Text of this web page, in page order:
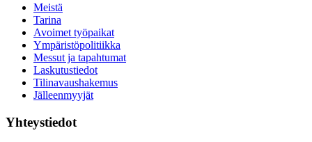
Meistä
Tarina
Avoimet työpaikat
Ympäristöpolitiikka
Messut ja tapahtumat
Laskutustiedot
Tilinavaushakemus
Jälleenmyyjät
Yhteystiedot